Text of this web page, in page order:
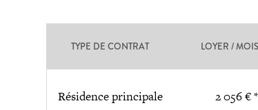
TYPE DE CONTRAT LOYER /
Résidence principale 2 056 € *